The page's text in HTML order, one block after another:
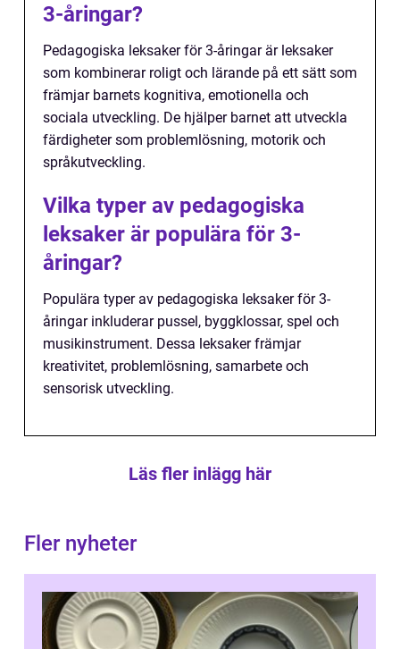
3-åringar?
Pedagogiska leksaker för 3-åringar är leksaker
som kombinerar roligt och lärande på ett sätt som
främjar barnets kognitiva, emotionella och
sociala utveckling. De hjälper barnet att utveckla
färdigheter som problemlösning, motorik och
språkutveckling.
Vilka typer av pedagogiska
leksaker är populära för 3-
åringar?
Populära typer av pedagogiska leksaker för 3-
åringar inkluderar pussel, byggklossar, spel och
musikinstrument. Dessa leksaker främjar
kreativitet, problemlösning, samarbete och
sensorisk utveckling.
Läs fler inlägg här
Fler nyheter